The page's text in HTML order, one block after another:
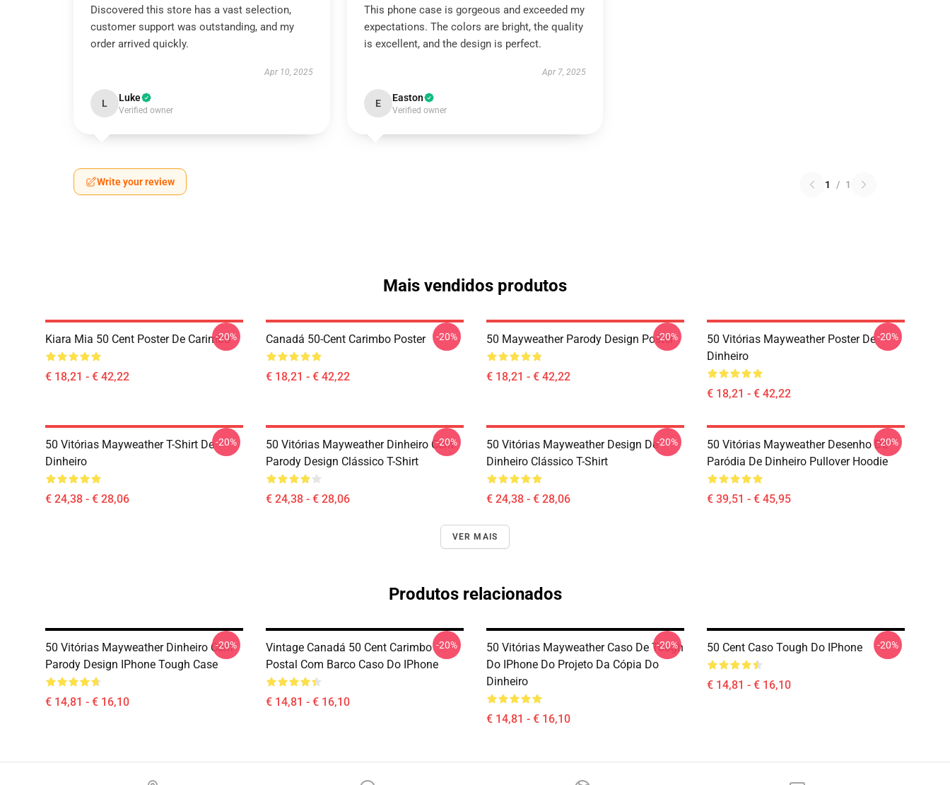
Discovered this store has a vast selection,
customer support was outstanding, and my
order arrived quickly.
Apr 10, 2025
L Luke
Verified owner
This phone case is gorgeous and exceeded my
expectations. The colors are bright, the quality
is excellent, and the design is perfect.
Apr 7, 2025
E Easton
Verified owner
Write your review 1 / 1
Mais vendidos produtos
Kiara Mia 50 Cent Poster De Carimbo
€ 18,21 - € 42,22
-20% Canadá 50-Cent Carimbo Poster
€ 18,21 - € 42,22
-20% 50 Mayweather Parody Design Poster
€ 18,21 - € 42,22
-20%
50 Vitórias Mayweather Poster De
Dinheiro
€ 18,21 - € 42,22
-20%
50 Vitórias Mayweather T-Shirt De
Dinheiro
€ 24,38 - € 28,06
-20%
50 Vitórias Mayweather Dinheiro Cent
Parody Design Clássico T-Shirt
€ 24,38 - € 28,06
-20%
50 Vitórias Mayweather Design De
Dinheiro Clássico T-Shirt
€ 24,38 - € 28,06
-20%
50 Vitórias Mayweather Desenho De
Paródia De Dinheiro Pullover Hoodie
€ 39,51 - € 45,95
-20%
VER MAIS
Produtos relacionados
50 Vitórias Mayweather Dinheiro Cent
Parody Design IPhone Tough Case
€ 14,81 - € 16,10
-20%
Vintage Canadá 50 Cent Carimbo
Postal Com Barco Caso Do IPhone
€ 14,81 - € 16,10
-20%
50 Vitórias Mayweather Caso De Tough
Do IPhone Do Projeto Da Cópia Do
Dinheiro
€ 14,81 - € 16,10
-20% 50 Cent Caso Tough Do IPhone
€ 14,81 - € 16,10
-20%